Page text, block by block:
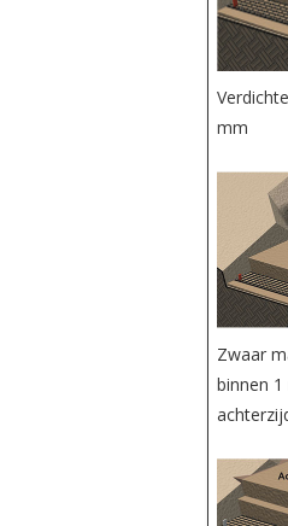
mm
Zwaar
binnen